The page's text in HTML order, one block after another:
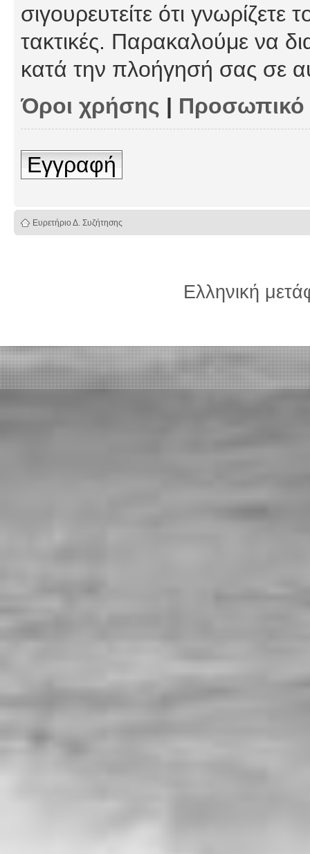
σιγουρευτείτε ότι γνωρίζετε
τακτικές. Παρακαλούμε να
κατά την πλοήγησή σας σε
Όροι χρήσης |
Εγγραφή
Ευρετήριο Δ. Συζήτησης
Ελληνική